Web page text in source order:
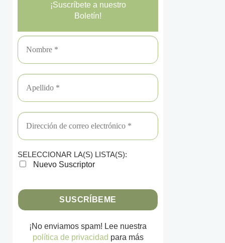
¡Suscríbete a nuestro
Boletín!
SELECCIONAR LA(S) LISTA(S):
Nuevo Suscriptor
¡No enviamos spam! Lee nuestra
política de privacidad para más